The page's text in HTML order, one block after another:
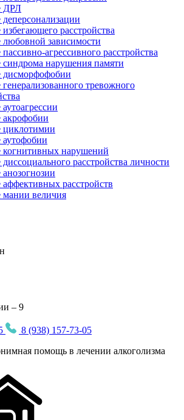
ДРЛ
расстройства
любовной зависимости
агрессивного расстройства
синдрома нарушения памяти
дисморфофобии
тревожного
акрофобии
циклотимии
когнитивных нарушений
расстройства личности
расстройств
мании величия
– 9
8 (938) 157-73-05
помощь в лечении алкоголизма